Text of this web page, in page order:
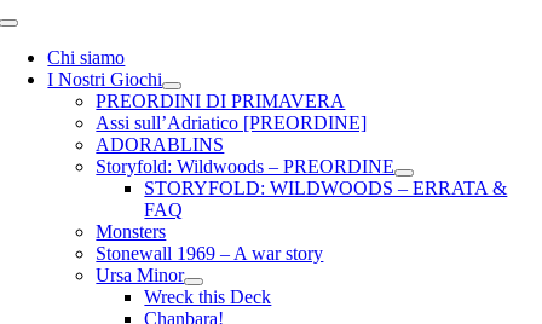
Toggle
NavigationChi siamo
I Nostri Giochi
PREORDINI DI PRIMAVERA
Assi sull’Adriatico [PREORDINE]
ADORABLINS
Storyfold: Wildwoods – PREORDINE
STORYFOLD: WILDWOODS – ERRATA &
FAQ
Monsters
Stonewall 1969 – A war story
Ursa Minor
Wreck this Deck
Chanbara!